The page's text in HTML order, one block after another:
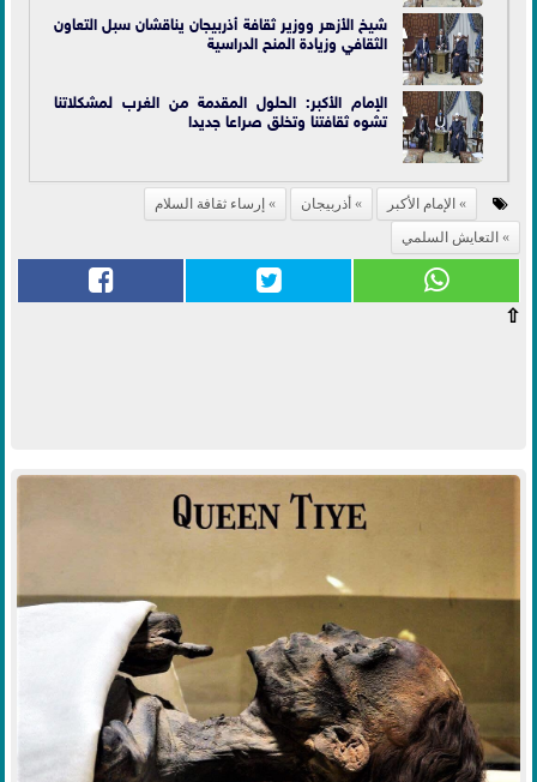
شيخ الأزهر ووزير ثقافة أذربيجان يناقشان سبل التعاون
الثقافي وزيادة المنح الدراسية
الإمام الأكبر: الحلول المقدمة من الغرب لمشكلاتنا
تشوه ثقافتنا وتخلق صراعا جديدا
الإمام الأكبر أذربيجان
إرساء ثقافة السلام
التعايش السلمي
⇧